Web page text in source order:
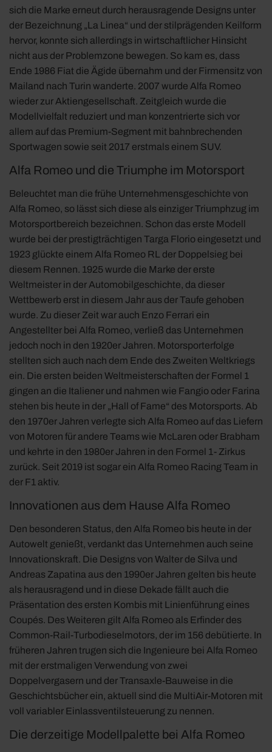
sich die Marke erneut durch herausragende Designs unter
der Bezeichnung „La Linea“ und der stilprägenden Keilform
hervor, konnte sich allerdings in wirtschaftlicher Hinsicht
nicht aus der Problemzone bewegen. So kam es, dass
Ende 1986 Fiat die Ägide übernahm und der Firmensitz von
Mailand nach Turin wanderte. 2007 wurde Alfa Romeo
wieder zur Aktiengesellschaft. Zeitgleich wurde die
Modellvielfalt reduziert und man konzentrierte sich vor
allem auf das Premium-Segment mit bahnbrechenden
Sportwagen sowie seit 2017 erstmals einem SUV.
Alfa Romeo und die Triumphe im Motorsport
Beleuchtet man die frühe Unternehmensgeschichte von
Alfa Romeo, so lässt sich diese als einziger Triumphzug im
Motorsportbereich bezeichnen. Schon das erste Modell
wurde bei der prestigträchtigen Targa Florio eingesetzt und
1923 glückte einem Alfa Romeo RL der Doppelsieg bei
diesem Rennen. 1925 wurde die Marke der erste
Weltmeister in der Automobilgeschichte, da dieser
Wettbewerb erst in diesem Jahr aus der Taufe gehoben
wurde. Zu dieser Zeit war auch Enzo Ferrari ein
Angestellter bei Alfa Romeo, verließ das Unternehmen
jedoch noch in den 1920er Jahren. Motorsporterfolge
stellten sich auch nach dem Ende des Zweiten Weltkriegs
ein. Die ersten beiden Weltmeisterschaften der Formel 1
gingen an die Italiener und nahmen wie Fangio oder Farina
stehen bis heute in der „Hall of Fame“ des Motorsports. Ab
den 1970er Jahren verlegte sich Alfa Romeo auf das Liefern
von Motoren für andere Teams wie McLaren oder Brabham
und kehrte in den 1980er Jahren in den Formel 1- Zirkus
zurück. Seit 2019 ist sogar ein Alfa Romeo Racing Team in
der F1 aktiv.
Innovationen aus dem Hause Alfa Romeo
Den besonderen Status, den Alfa Romeo bis heute in der
Autowelt genießt, verdankt das Unternehmen auch seine
Innovationskraft. Die Designs von Walter de Silva und
Andreas Zapatina aus den 1990er Jahren gelten bis heute
als herausragend und in diese Dekade fällt auch die
Präsentation des ersten Kombis mit Linienführung eines
Coupés. Des Weiteren gilt Alfa Romeo als Erfinder des
Common-Rail-Turbodieselmotors, der im 156 debütierte. In
früheren Jahren trugen sich die Ingenieure bei Alfa Romeo
mit der erstmaligen Verwendung von zwei
Doppelvergasern und der Transaxle-Bauweise in die
Geschichtsbücher ein, aktuell sind die MultiAir-Motoren mit
voll variabler Einlassventilsteuerung zu nennen.
Die derzeitige Modellpalette bei Alfa Romeo